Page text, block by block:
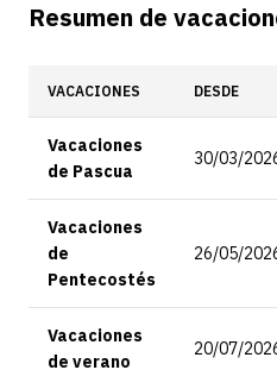
Resumen de
VACACIONES DESDE
Vacaciones
de Pascua
30/03/
Vacaciones
de
Pentecostés
26/05/
Vacaciones
de verano
20/07/